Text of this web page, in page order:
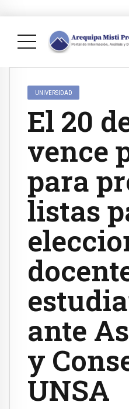
UNIVERSIDAD
El 20
vence
para
listas
ante
y
UNSA